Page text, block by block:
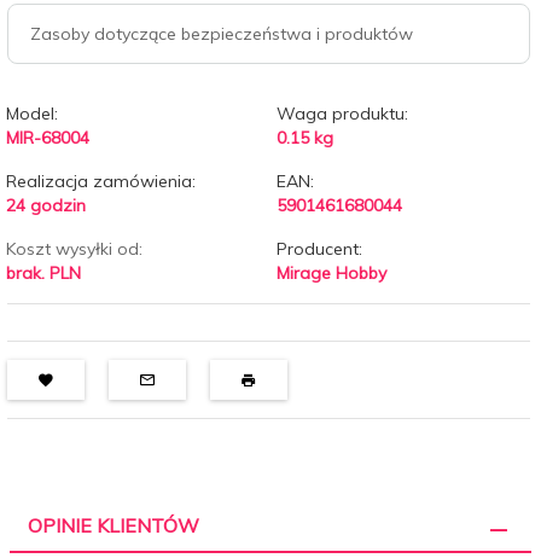
Zasoby dotyczące bezpieczeństwa i produktów
Model:
MIR-68004
Waga produktu:
0.15 kg
Realizacja zamówienia:
24 godzin
EAN:
5901461680044
Koszt wysyłki od:
brak. PLN
Producent:
Mirage Hobby
OPINIE KLIENTÓW